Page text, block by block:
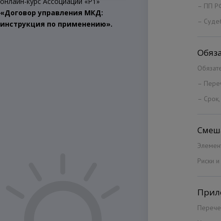
«Договор управления МКД:
инструкция по применению».
– ПП
–
–
–
Риски